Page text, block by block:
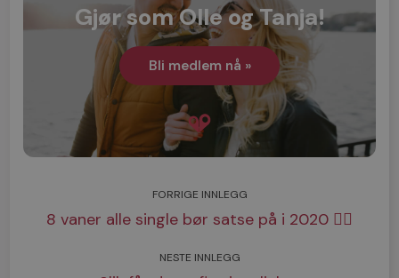
Gjør som Olle og Tanja!
Bli medlem nå »
FORRIGE INNLEGG
8 vaner alle single bør satse på i 2020 👇🏼
NESTE INNLEGG